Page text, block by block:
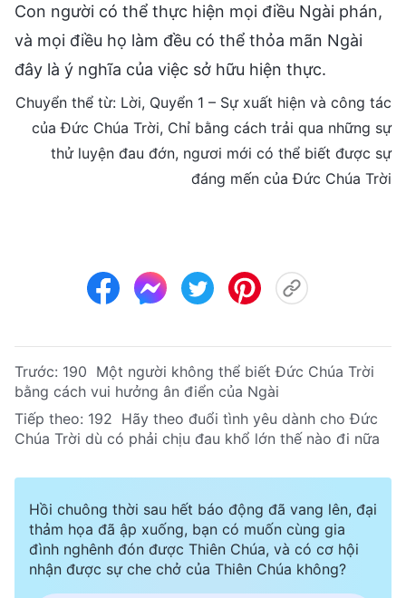
Con người có thể thực hiện mọi điều Ngài phán,
và mọi điều họ làm đều có thể thỏa mãn Ngài
đây là ý nghĩa của việc sở hữu hiện thực.
Chuyển thể từ: Lời, Quyển 1 – Sự xuất hiện và công tác
của Đức Chúa Trời, Chỉ bằng cách trải qua những sự
thử luyện đau đớn, ngươi mới có thể biết được sự
đáng mến của Đức Chúa Trời
Trước: 190 Một người không thể biết Đức Chúa Trời
bằng cách vui hưởng ân điển của Ngài
Tiếp theo: 192 Hãy theo đuổi tình yêu dành cho Đức
Chúa Trời dù có phải chịu đau khổ lớn thế nào đi nữa
Hồi chuông thời sau hết báo động đã vang lên, đại
thảm họa đã ập xuống, bạn có muốn cùng gia
đình nghênh đón được Thiên Chúa, và có cơ hội
nhận được sự che chở của Thiên Chúa không?